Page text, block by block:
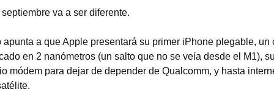
va a ser diferente.
apunta a que Apple presentará su primer iPhone plegable, un
en 2 nanómetros (un salto que no se veía desde el M1),
módem para dejar de depender de Qualcomm, y hasta